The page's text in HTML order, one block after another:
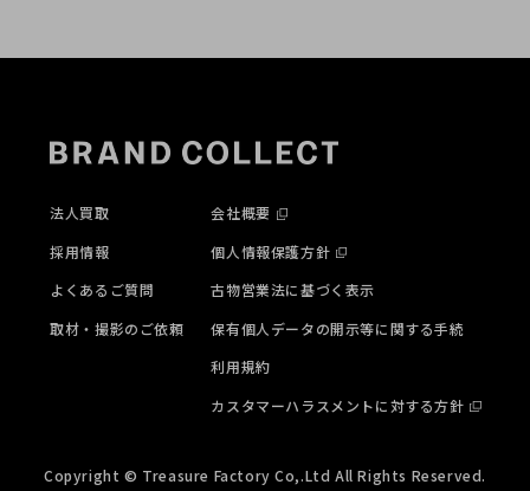
法人買取
採用情報
よくあるご質問
取材・撮影のご依頼
会社概要
個人情報保護方針
古物営業法に基づく表示
保有個人データの開示等に関する手続
利用規約
カスタマーハラスメントに対する方針
Copyright © Treasure Factory Co,.Ltd All Rights Reserved.